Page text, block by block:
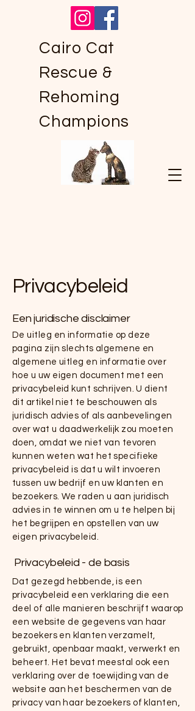
Cairo Cat
Rescue &
Rehoming
Champions
Privacybeleid
Een juridische disclaimer
De uitleg en informatie op deze
pagina zijn slechts algemene en
algemene uitleg en informatie over
hoe u uw eigen document met een
privacybeleid kunt schrijven. U dient
dit artikel niet te beschouwen als
juridisch advies of als aanbevelingen
over wat u daadwerkelijk zou moeten
doen, omdat we niet van tevoren
kunnen weten wat het specifieke
privacybeleid is dat u wilt invoeren
tussen uw bedrijf en uw klanten en
bezoekers. We raden u aan juridisch
advies in te winnen om u te helpen bij
het begrijpen en opstellen van uw
eigen privacybeleid.
Privacybeleid - de basis
Dat gezegd hebbende, is een
privacybeleid een verklaring die een
deel of alle manieren beschrijft waarop
een website de gegevens van haar
bezoekers en klanten verzamelt,
gebruikt, openbaar maakt, verwerkt en
beheert. Het bevat meestal ook een
verklaring over de toewijding van de
website aan het beschermen van de
privacy van haar bezoekers of klanten,